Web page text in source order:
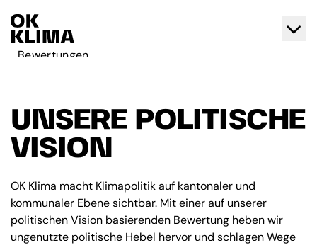
Bewertungen
Kontakt
Deutsch
UNSERE POLITISCHE
VISION
OK Klima macht Klimapolitik auf kantonaler und
kommunaler Ebene sichtbar. Mit einer auf unserer
politischen Vision basierenden Bewertung heben wir
ungenutzte politische Hebel hervor und schlagen Wege